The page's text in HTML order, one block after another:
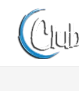
contenido